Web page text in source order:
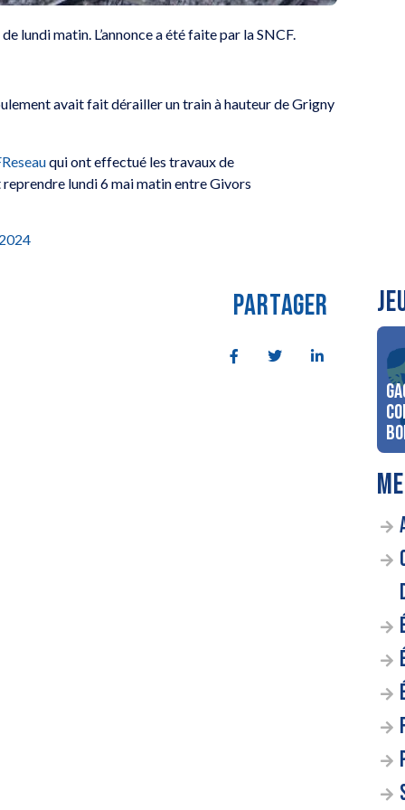
lundi matin. L’annonce a été faite par la SNCF.
avait fait dérailler un train à hauteur de Grigny
qui ont effectué les travaux de
lundi 6 mai matin entre Givors
PARTAGER